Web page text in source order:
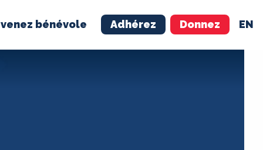
bénévole Adhérez Donnez EN
ADHÉREZ